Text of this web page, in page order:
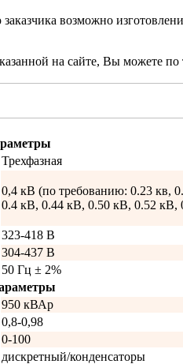
возможно
на сайте, Вы можете по
Трехфазная
0,4 кВ (по требованию: 0.23 кв,
0.4 кВ, 0.44 кВ, 0.50 кВ, 0.52 кВ,
323-418 В
304-437 В
50 Гц ± 2%
950 кВАр
0,8-0,98
0-100
дискретный/конденсаторы